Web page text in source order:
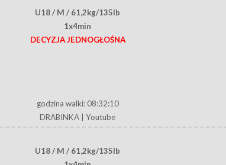
U18 / M / 61,2kg/135lb
1x4min
DECYZJA JEDNOGŁOŚNA
godzina walki: 08:32:10
DRABINKA
Youtube
U18 / M / 61,2kg/135lb